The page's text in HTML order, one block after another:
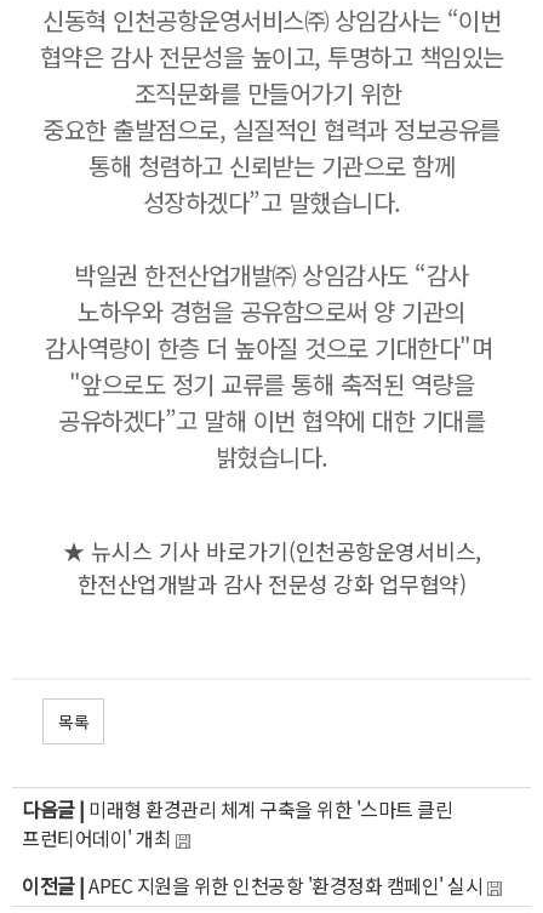
신동혁 인천공항운영서비스㈜ 상임감사는 “이번
협약은 감사 전문성을 높이고, 투명하고 책임있는
조직문화를 만들어가기 위한
중요한 출발점으로, 실질적인 협력과 정보공유를
통해 청렴하고 신뢰받는 기관으로 함께
성장하겠다”고 말했습니다.
박일권 한전산업개발㈜ 상임감사도 “감사
노하우와 경험을 공유함으로써 양 기관의
감사역량이 한층 더 높아질 것으로 기대한다"며
"앞으로도 정기 교류를 통해 축적된 역량을
공유하겠다”고 말해 이번 협약에 대한 기대를
밝혔습니다.
★ 뉴시스 기사 바로가기(인천공항운영서비스,
한전산업개발과 감사 전문성 강화 업무협약)
목록
다음글 | 미래형 환경관리 체계 구축을 위한 '스마트 클린
프런티어데이' 개최
이전글 |APEC 지원을 위한 인천공항 '환경정화 캠페인' 실시